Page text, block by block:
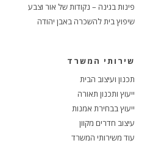
פינות בגינה – נקודות של אור וצבע
שיפוץ בית להשכרה באבן יהודה
שירותי המשרד
תכנון ועיצוב הבית
ייעוץ ותכנון תאורה
ייעוץ בבחירת אמנות
עיצוב חדרים מקוון
עוד משירותי המשרד